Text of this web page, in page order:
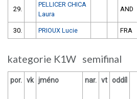
29.
PELLICER CHICA
Laura
AND
30. PRIOUX Lucie FRA
kategorie K1W semifinal
por. vk jméno nar. vt oddíl